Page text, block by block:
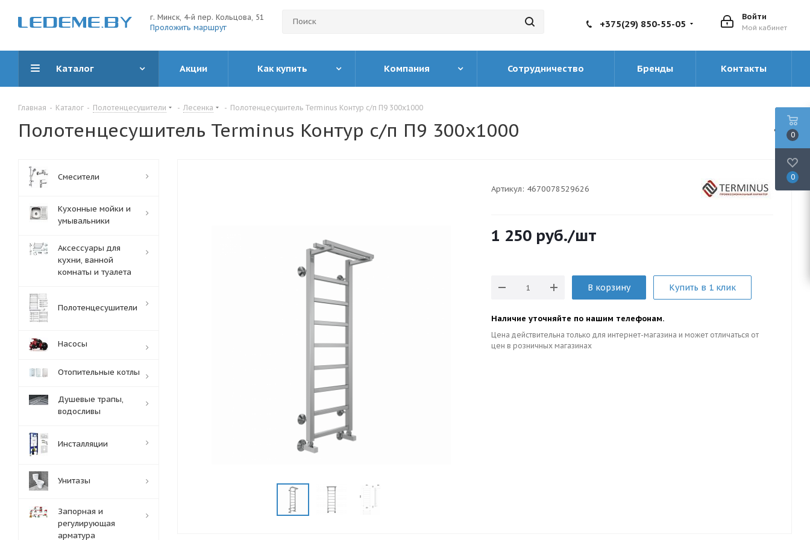
г. Минск, 4-й пер. Кольцова, 51
Проложить маршрут
Войти
Мой кабинет
+375(29) 850-55-05
Каталог Акции Как купить Компания Сотрудничество Бренды Контакты
Главная - Каталог - Полотенцесушители - Лесенка - Полотенцесушитель Terminus Контур с/п П9 300х1000
Полотенцесушитель Terminus Контур с/п П9 300х1000
Артикул: 4670078529626
1 250 руб./шт
В корзину Купить в 1 клик
Наличие уточняйте по нашим телефонам.
Цена действительна только для интернет-магазина и может отличаться от
цен в розничных магазинах
Смесители
Кухонные мойки и
умывальники
Аксессуары для
кухни, ванной
комнаты и туалета
Полотенцесушители
Насосы
Отопительные котлы
Душевые трапы,
водосливы
Инсталляции
Унитазы
Запорная и
регулирующая
арматура
0
0